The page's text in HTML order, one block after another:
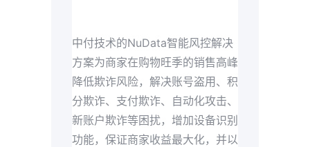
中付技术的NuData智能风控解决
方案为商家在购物旺季的销售高峰
降低欺诈风险，解决账号盗用、积
分欺诈、支付欺诈、自动化攻击、
新账户欺诈等困扰，增加设备识别
功能，保证商家收益最大化，并以